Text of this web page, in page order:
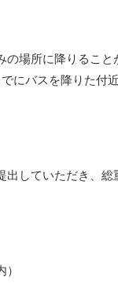
場所に降りるこ
にバスを降りた付
していただき、